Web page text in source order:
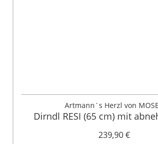
Artmann´s Herzl von
Dirndl RESI (65 cm) mit
239,90 €